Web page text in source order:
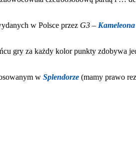
w Polsce przez G3 – Kameleona
gry za każdy kolor punkty zdobywa
w Splendorze (mamy prawo